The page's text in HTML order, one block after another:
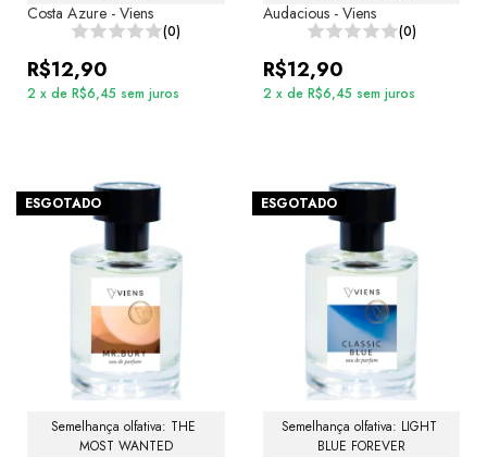
Costa Azure - Viens
(0)
R$12,90
2 x de R$6,45 sem juros
Audacious - Viens
(0)
R$12,90
2 x de R$6,45 sem juros
ESGOTADO
Semelhança olfativa: THE
MOST WANTED
ESGOTADO
Semelhança olfativa: LIGHT
BLUE FOREVER